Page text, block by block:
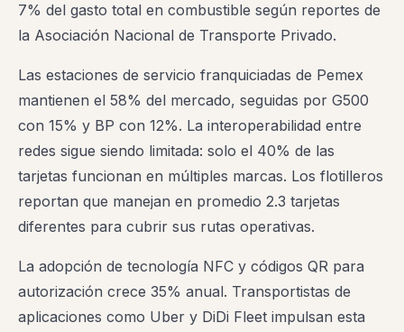
7% del gasto total en combustible según reportes de
la Asociación Nacional de Transporte Privado.
Las estaciones de servicio franquiciadas de Pemex
mantienen el 58% del mercado, seguidas por G500
con 15% y BP con 12%. La interoperabilidad entre
redes sigue siendo limitada: solo el 40% de las
tarjetas funcionan en múltiples marcas. Los flotilleros
reportan que manejan en promedio 2.3 tarjetas
diferentes para cubrir sus rutas operativas.
La adopción de tecnología NFC y códigos QR para
autorización crece 35% anual. Transportistas de
aplicaciones como Uber y DiDi Fleet impulsan esta